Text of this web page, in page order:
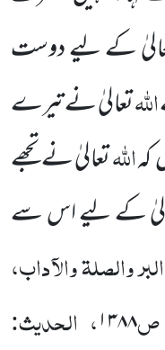
کے لیے دوست
اللّٰہتعالیٰ نے تیرے
کہاللّٰہتعالیٰ نے تجھے
کے لیے اس سے
والصلۃ والآداب،
ص۱۳۸۸، الحدیث: